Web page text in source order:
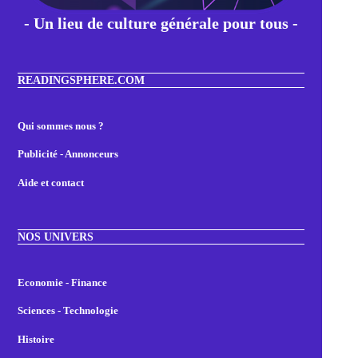
- Un lieu de culture générale pour tous -
READINGSPHERE.COM
Qui sommes nous ?
Publicité - Annonceurs
Aide et contact
NOS UNIVERS
Economie - Finance
Sciences - Technologie
Histoire